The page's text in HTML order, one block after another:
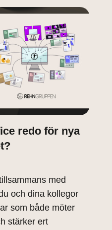
redo för nya
med
och dina kollegor
som både möter
stärker ert